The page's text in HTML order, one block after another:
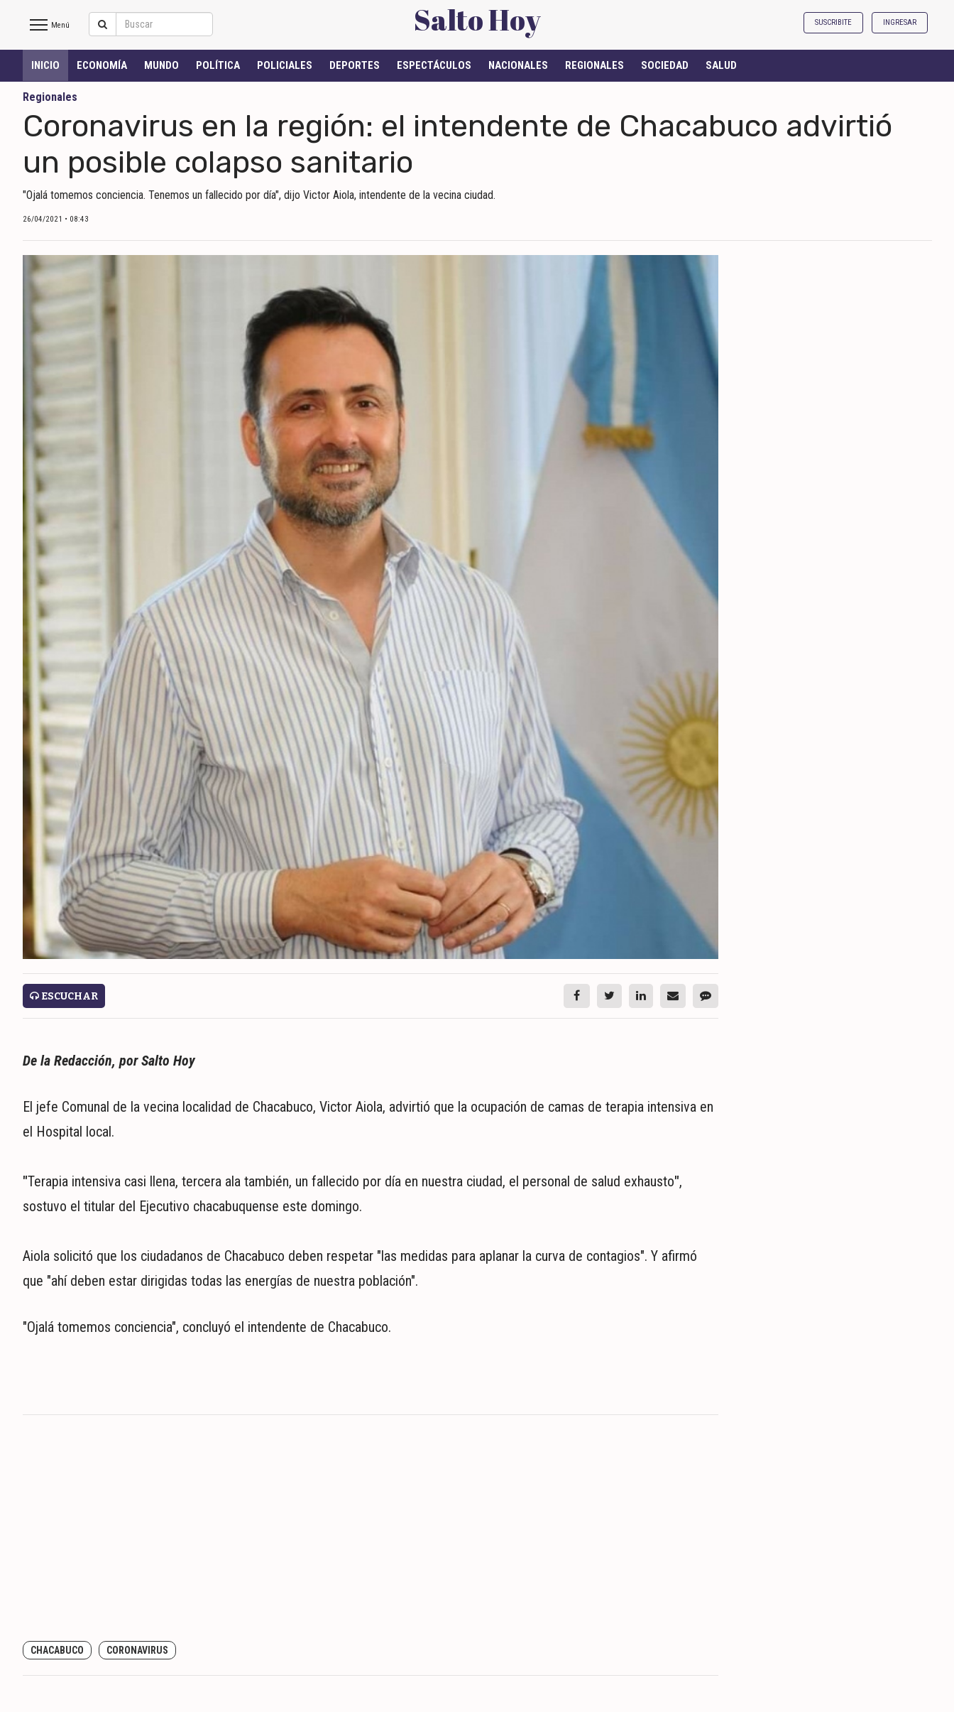
Salto
Hoy
INICIO
NOTICIAS RECIENTES
ECONOMÍA
MUNDO
POLÍTICA
ESPECTÁCULOS
NACIONALES
REGIONALES
SALUD
SERVICIOS
ECONOMÍA
MUNDO
POLICIALES
DEPORTES
ESPECTÁCULOS
NACIONALES
REGIONALES
SOCIEDAD
Salto Hoy
Menú SUSCRIBITE INGRESAR
INICIO ECONOMÍA MUNDO POLÍTICA POLICIALES DEPORTES ESPECTÁCULOS NACIONALES REGIONALES SOCIEDAD SALUD
Regionales
Coronavirus en la región: el intendente de Chacabuco advirtió
un posible colapso sanitario
"Ojalá tomemos conciencia. Tenemos un fallecido por día", dijo Victor Aiola, intendente de la vecina ciudad.
26/04/2021 • 08:43
ESCUCHAR
De la Redacción, por Salto Hoy
El jefe Comunal de la vecina localidad de Chacabuco, Victor Aiola, advirtió que la ocupación de camas de terapia intensiva en
el Hospital local.
"Terapia intensiva casi llena, tercera ala también, un fallecido por día en nuestra ciudad, el personal de salud exhausto",
sostuvo el titular del Ejecutivo chacabuquense este domingo.
Aiola solicitó que los ciudadanos de Chacabuco deben respetar "las medidas para aplanar la curva de contagios". Y afirmó
que "ahí deben estar dirigidas todas las energías de nuestra población".
"Ojalá tomemos conciencia", concluyó el intendente de Chacabuco.
CHACABUCO CORONAVIRUS